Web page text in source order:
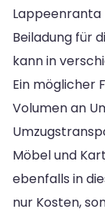
Lappeenranta
Beiladung für
kann in
Ein möglicher
Volumen an
Möbel und
ebenfalls in
nur Kosten,